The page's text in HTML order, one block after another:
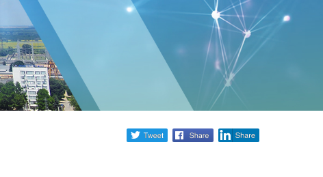
Share
twitter facebook